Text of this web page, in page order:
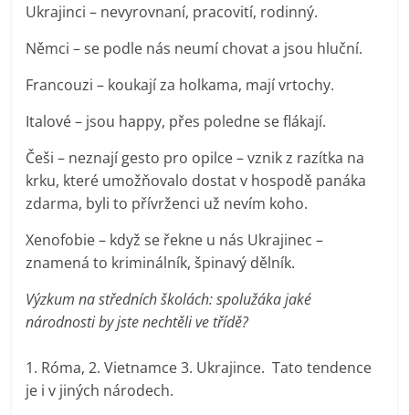
Ukrajinci – nevyrovnaní, pracovití, rodinný.
Němci – se podle nás neumí chovat a jsou hluční.
Francouzi – koukají za holkama, mají vrtochy.
Italové – jsou happy, přes poledne se flákají.
Češi – neznají gesto pro opilce – vznik z razítka na
krku, které umožňovalo dostat v hospodě panáka
zdarma, byli to přívrženci už nevím koho.
Xenofobie – když se řekne u nás Ukrajinec –
znamená to kriminálník, špinavý dělník.
Výzkum na středních školách: spolužáka jaké
národnosti by jste nechtěli ve třídě?
1. Róma, 2. Vietnamce 3. Ukrajince. Tato tendence
je i v jiných národech.